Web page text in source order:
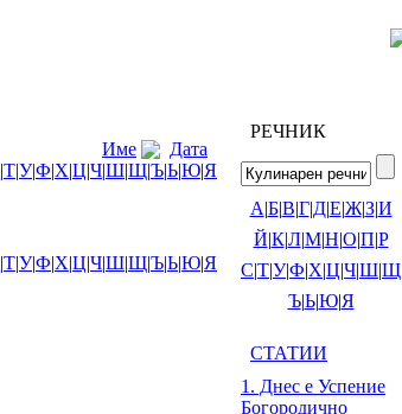
Име
Дата
|Т|У|Ф|Х|Ц|Ч|Ш|Щ|Ъ|Ь|Ю|Я
|Т|У|Ф|Х|Ц|Ч|Ш|Щ|Ъ|Ь|Ю|Я
РЕЧНИК
А|Б|В|Г|Д|Е|Ж|З|И
Й|К|Л|М|Н|О|П|Р
С|Т|У|Ф|Х|Ц|Ч|Ш|Щ
Ъ|Ь|Ю|Я
СТАТИИ
1. Днес е Успение
Богородично